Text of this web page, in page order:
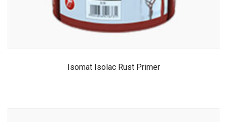
Isomat Isolac Rust Primer